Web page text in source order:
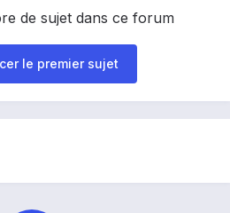
de sujet dans ce forum
le premier sujet